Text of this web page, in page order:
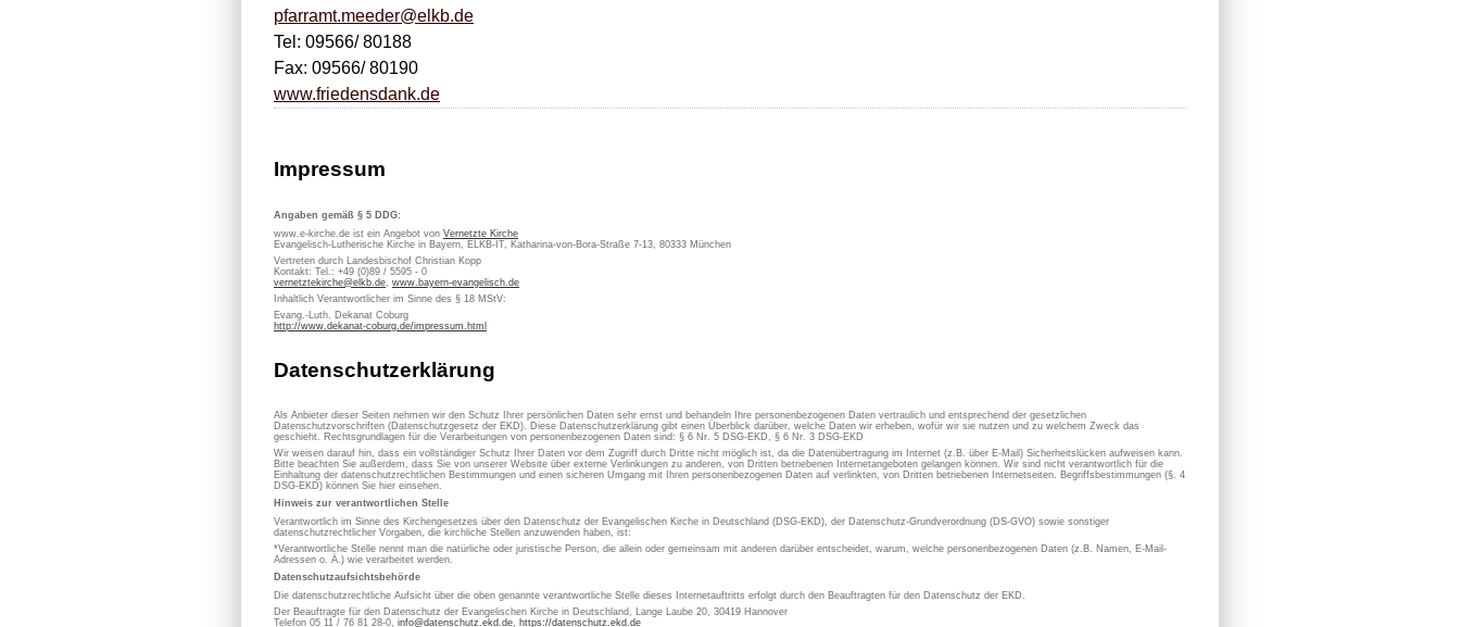
pfarramt.meeder@elkb.de
Tel: 09566/ 80188
Fax: 09566/ 80190
www.friedensdank.de
Impressum
Angaben gemäß § 5 DDG:
www.e-kirche.de ist ein Angebot von Vernetzte Kirche
Evangelisch-Lutherische Kirche in Bayern, ELKB-IT, Katharina-von-Bora-Straße 7-13, 80333 München
Vertreten durch Landesbischof Christian Kopp
Kontakt: Tel.: +49 (0)89 / 5595 - 0
vernetztekirche@elkb.de, www.bayern-evangelisch.de
Inhaltlich Verantwortlicher im Sinne des § 18 MStV:
Evang.-Luth. Dekanat Coburg
http://www.dekanat-coburg.de/impressum.html
Datenschutzerklärung
Als Anbieter dieser Seiten nehmen wir den Schutz Ihrer persönlichen Daten sehr ernst und behandeln Ihre personenbezogenen Daten vertraulich und entsprechend der gesetzlichen
Datenschutzvorschriften (Datenschutzgesetz der EKD). Diese Datenschutzerklärung gibt einen Überblick darüber, welche Daten wir erheben, wofür wir sie nutzen und zu welchem Zweck das
geschieht. Rechtsgrundlagen für die Verarbeitungen von personenbezogenen Daten sind: § 6 Nr. 5 DSG-EKD, § 6 Nr. 3 DSG-EKD
Wir weisen darauf hin, dass ein vollständiger Schutz Ihrer Daten vor dem Zugriff durch Dritte nicht möglich ist, da die Datenübertragung im Internet (z.B. über E-Mail) Sicherheitslücken aufweisen kann.
Bitte beachten Sie außerdem, dass Sie von unserer Website über externe Verlinkungen zu anderen, von Dritten betriebenen Internetangeboten gelangen können. Wir sind nicht verantwortlich für die
Einhaltung der datenschutzrechtlichen Bestimmungen und einen sicheren Umgang mit Ihren personenbezogenen Daten auf verlinkten, von Dritten betriebenen Internetseiten. Begriffsbestimmungen (§. 4
DSG-EKD) können Sie hier einsehen.
Hinweis zur verantwortlichen Stelle
Verantwortlich im Sinne des Kirchengesetzes über den Datenschutz der Evangelischen Kirche in Deutschland (DSG-EKD), der Datenschutz-Grundverordnung (DS-GVO) sowie sonstiger
datenschutzrechtlicher Vorgaben, die kirchliche Stellen anzuwenden haben, ist:
*Verantwortliche Stelle nennt man die natürliche oder juristische Person, die allein oder gemeinsam mit anderen darüber entscheidet, warum, welche personenbezogenen Daten (z.B. Namen, E-Mail-
Adressen o. Ä.) wie verarbeitet werden.
Datenschutzaufsichtsbehörde
Die datenschutzrechtliche Aufsicht über die oben genannte verantwortliche Stelle dieses Internetauftritts erfolgt durch den Beauftragten für den Datenschutz der EKD.
Der Beauftragte für den Datenschutz der Evangelischen Kirche in Deutschland, Lange Laube 20, 30419 Hannover
Telefon 05 11 / 76 81 28-0, info@datenschutz.ekd.de, https://datenschutz.ekd.de